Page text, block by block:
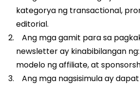
kategorya ng transactional,
editorial.
Ang mga gamit para sa
newsletter ay kinabibilangan
modelo ng affiliate, at
Ang mga nagsisimula ay